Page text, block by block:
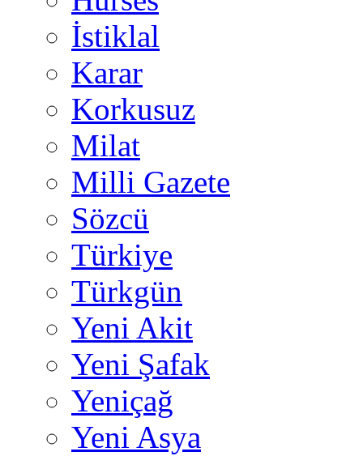
İstiklal
Karar
Korkusuz
Milat
Milli Gazete
Sözcü
Türkiye
Türkgün
Yeni Akit
Yeni Şafak
Yeniçağ
Yeni Asya